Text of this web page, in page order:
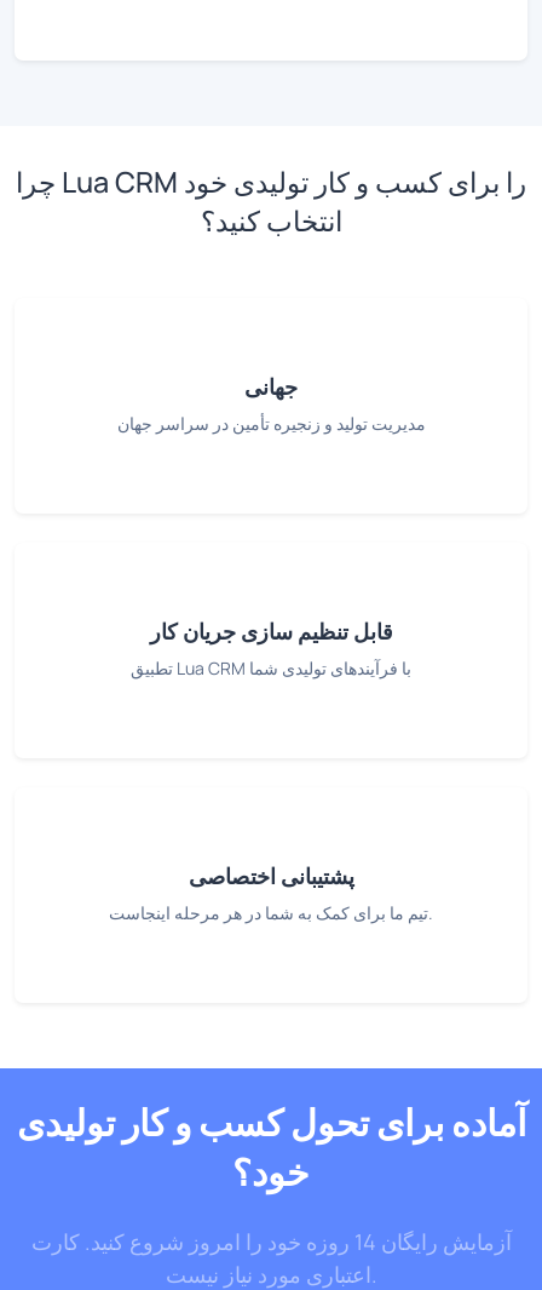
چرا Lua CRM را برای کسب و کار تولیدی خود
انتخاب کنید؟
جهانی
مدیریت تولید و زنجیره تأمین در سراسر جهان
قابل تنظیم سازی جریان کار
تطبیق Lua CRM با فرآیندهای تولیدی شما
پشتیبانی اختصاصی
تیم ما برای کمک به شما در هر مرحله اینجاست.
آماده برای تحول کسب و کار تولیدی
خود؟
آزمایش رایگان 14 روزه خود را امروز شروع کنید. کارت
اعتباری مورد نیاز نیست.